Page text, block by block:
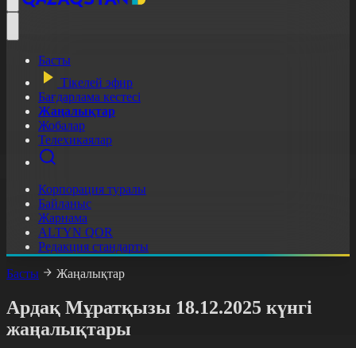
Басты
Тікелей эфир
Бағдарлама кестесі
Жаңалықтар
Жобалар
Телехикаялар
Корпорация туралы
Байланыс
Жарнама
ALTYN QOR
Редакция стандарты
Басты
Жаңалықтар
Ардақ Мұратқызы 18.12.2025 күнгі
жаңалықтары